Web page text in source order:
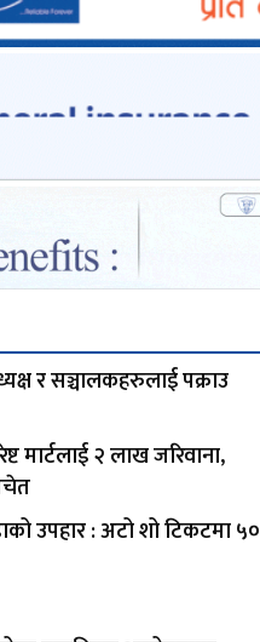
र सञ्चालकहरुलाई पक्राउ
मार्टलाई २ लाख जरिवाना,
उपहार : अटो शो टिकटमा ५०